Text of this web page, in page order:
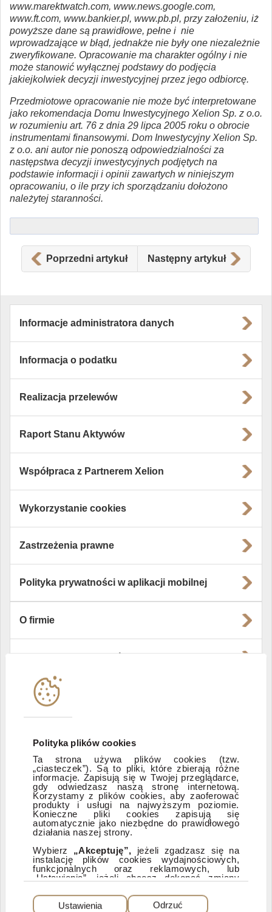
Polityka plików cookies
Ta strona używa plików cookies (tzw.
„ciasteczek”). Są to pliki, które zbierają różne
informacje. Zapisują się w Twojej przeglądarce,
gdy odwiedzasz naszą stronę internetową.
Korzystamy z plików cookies, aby zaoferować
produkty i usługi na najwyższym poziomie.
Konieczne pliki cookies zapisują się
automatycznie jako niezbędne do prawidłowego
działania naszej strony.
Wybierz „Akceptuję”, jeżeli zgadzasz się na
instalację plików cookies wydajnościowych,
funkcjonalnych oraz reklamowych, lub
„Ustawienia”, jeżeli chcesz dokonać zmiany
Dzięki plikom cookies możemy: udostępniać
Ustawienia Odrzuć
www.marektwatch.com, www.news.google.com,
www.ft.com, www.bankier.pl, www.pb.pl, przy założeniu, iż
powyższe dane są prawidłowe, pełne i nie
wprowadzające w błąd, jednakże nie były one niezależnie
zweryfikowane. Opracowanie ma charakter ogólny i nie
może stanowić wyłącznej podstawy do podjęcia
jakiejkolwiek decyzji inwestycyjnej przez jego odbiorcę.
Przedmiotowe opracowanie nie może być interpretowane
jako rekomendacja Domu Inwestycyjnego Xelion Sp. z o.o.
w rozumieniu art. 76 z dnia 29 lipca 2005 roku o obrocie
instrumentami finansowymi. Dom Inwestycyjny Xelion Sp.
z o.o. ani autor nie ponoszą odpowiedzialności za
następstwa decyzji inwestycyjnych podjętych na
podstawie informacji i opinii zawartych w niniejszym
opracowaniu, o ile przy ich sporządzaniu dołożono
należytej staranności.
Poprzedni artykuł Następny artykuł
Informacje administratora danych
Informacja o podatku
Realizacja przelewów
Raport Stanu Aktywów
Współpraca z Partnerem Xelion
Wykorzystanie cookies
Zastrzeżenia prawne
Polityka prywatności w aplikacji mobilnej
O firmie
Instytucje współpracujące
Zastrzeżenia prawne
ESG
PEŁNA WERSJA SERWISU